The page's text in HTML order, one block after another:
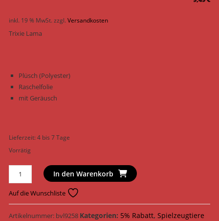
inkl. 19 % MwSt. zzgl. Versandkosten
Trixie Lama
Plüsch (Polyester)
Raschelfolie
mit Geräusch
Lieferzeit:4 bis 7 Tage
Vorrätig
Trixie
Hundespielzeug
Lama
Plüsch
40
In den Warenkorb
Auf die Wunschliste
Artikelnummer: bvl9258 Kategorien: 5% Rabatt, Spielzeugtiere